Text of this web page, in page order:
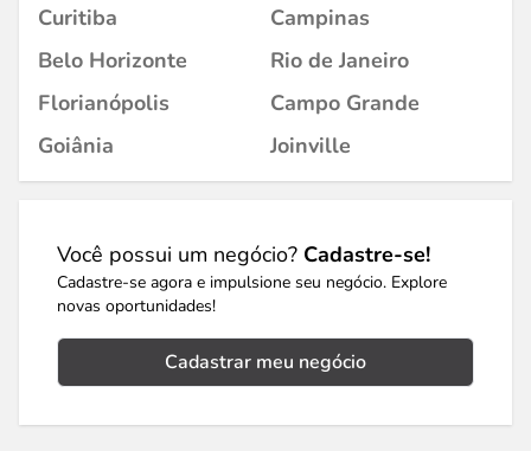
Curitiba
Campinas
Belo Horizonte
Rio de Janeiro
Florianópolis
Campo Grande
Goiânia
Joinville
Você possui um negócio? Cadastre-se!
Cadastre-se agora e impulsione seu negócio. Explore
novas oportunidades!
Cadastrar meu negócio